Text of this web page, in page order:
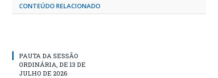
CONTEÚDO RELACIONADO
PAUTA DA SESSÃO
ORDINÁRIA, DE 13 DE
JULHO DE 2026